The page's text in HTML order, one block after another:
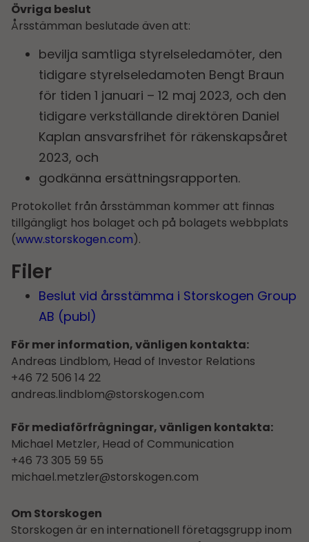
Övriga beslut
Årsstämman beslutade även att:
bevilja samtliga styrelseledamöter, den
tidigare styrelseledamoten Bengt Braun
för tiden 1 januari – 12 maj 2023, och den
tidigare verkställande direktören Daniel
Kaplan ansvarsfrihet för räkenskapsåret
2023, och
godkänna ersättningsrapporten.
Protokollet från årsstämman kommer att finnas
tillgängligt hos bolaget och på bolagets webbplats
(www.storskogen.com).
Filer
Beslut vid årsstämma i Storskogen Group
AB (publ)
För mer information, vänligen kontakta:
Andreas Lindblom, Head of Investor Relations
+46 72 506 14 22
andreas.lindblom@storskogen.com
För mediaförfrågningar, vänligen kontakta:
Michael Metzler, Head of Communication
+46 73 305 59 55
michael.metzler@storskogen.com
Om Storskogen
Storskogen är en internationell företagsgrupp inom